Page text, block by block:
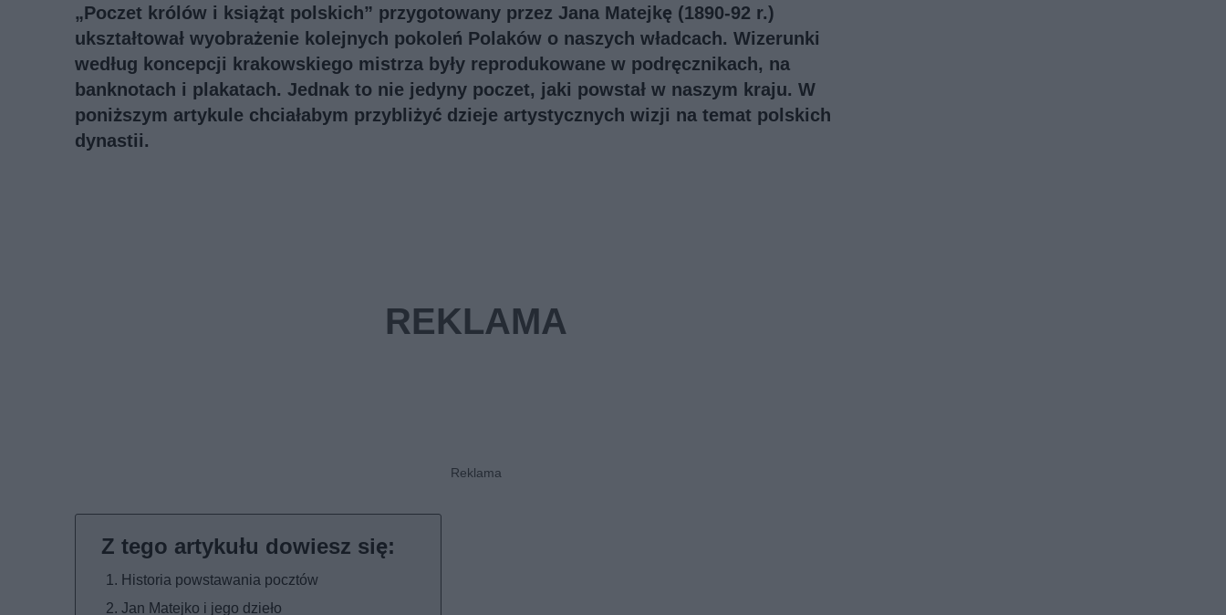
„Poczet królów i książąt polskich” przygotowany przez Jana Matejkę (1890-92 r.)
ukształtował wyobrażenie kolejnych pokoleń Polaków o naszych władcach. Wizerunki
według koncepcji krakowskiego mistrza były reprodukowane w podręcznikach, na
banknotach i plakatach. Jednak to nie jedyny poczet, jaki powstał w naszym kraju. W
poniższym artykule chciałabym przybliżyć dzieje artystycznych wizji na temat polskich
dynastii.
Historia powstawania pocztów
Jan Matejko i jego dzieło